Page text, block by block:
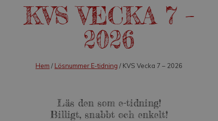
KVS VECKA 7 –
2026
Hem / Lösnummer E-tidning / KVS Vecka 7 – 2026
Läs den som e-tidning!
Billigt, snabbt och enkelt!